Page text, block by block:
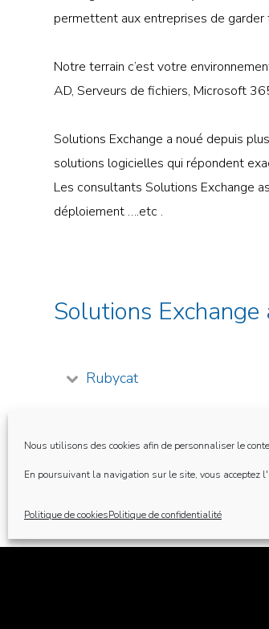
Nous utilisons des cookies afin de personnaliser le
En poursuivant la navigation sur le site, vous acceptez
Politique de cookiesPolitique de confidentialité
permettent aux entreprises de
Notre terrain c’est votre
AD, Serveurs de fichiers, Microsoft
Solutions Exchange a noué depuis
solutions logicielles qui répondent
Les consultants Solutions Exchange
déploiement ….etc .
Solutions Exchange
Rubycat
ManageEngine